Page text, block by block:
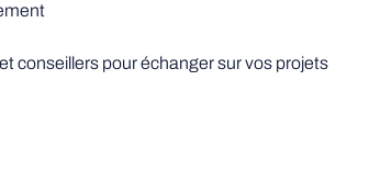
conseillers pour échanger sur vos projets